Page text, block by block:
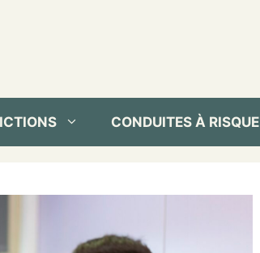
CONDUITES À RISQUE